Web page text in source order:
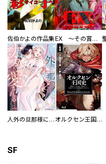
佐伯かよの作品集 EX ～その賞金稼ぎは、世界の出口を探す～【単行本版】
人外の旦那様に娶られ毎晩ナカまで愛される…。アンソロジー オルクセン王国史
SF